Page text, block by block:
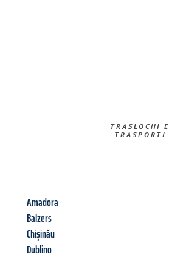
TRASLOCHI E
TRASPORTI​
Amadora
Balzers
Chișinău
Dublino